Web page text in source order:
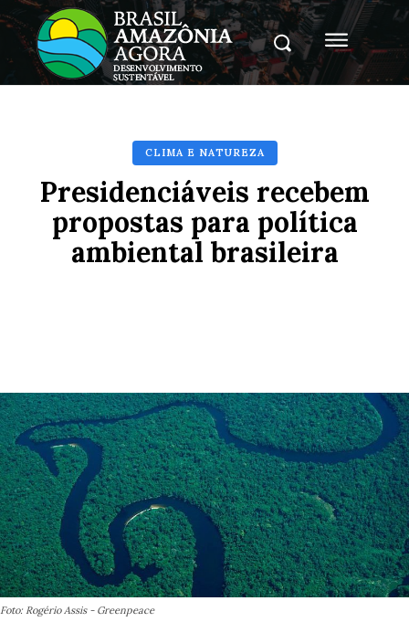
CLIMA E NATUREZA
Presidenciáveis recebem
propostas para política
ambiental brasileira
Foto: Rogério Assis - Greenpeace